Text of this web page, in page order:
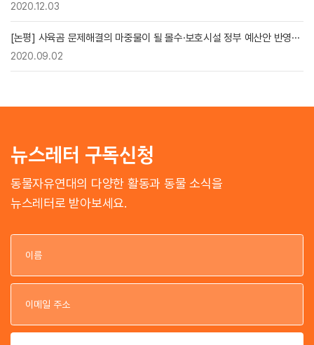
2020.12.03
[논평] 사육곰 문제해결의 마중물이 될 몰수·보호시설 정부 예산안 반영···
2020.09.02
뉴스레터 구독신청
동물자유연대의 다양한 활동과 동물 소식을
뉴스레터로 받아보세요.
이
이